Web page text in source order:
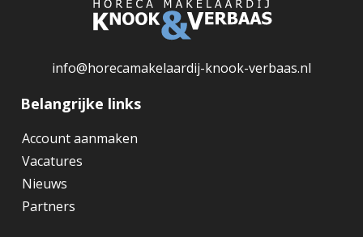
info@horecamakelaardij-knook-verbaas.nl
Belangrijke links
Account aanmaken
Vacatures
Nieuws
Partners